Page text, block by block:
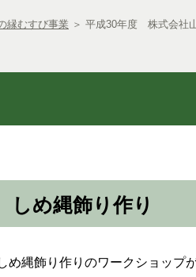
縁むすび事業 ＞ 平成30年度 株式会社
め縄飾り作り
縄飾り作りのワークショップ